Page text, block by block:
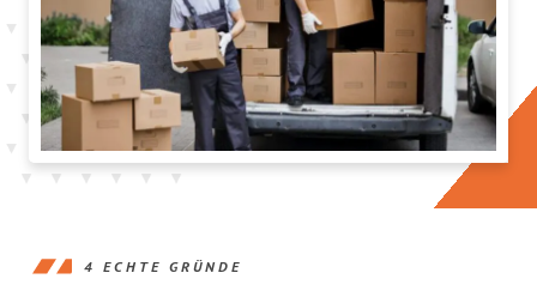
4 ECHTE GRÜNDE